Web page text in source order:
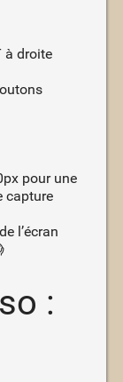
à droite
pour une
capture
l’écran
: